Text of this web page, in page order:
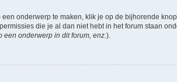
onderwerp te maken, klik je op de bijhorende
die je al dan niet hebt in het forum staan
onderwerp in dit forum, enz.).